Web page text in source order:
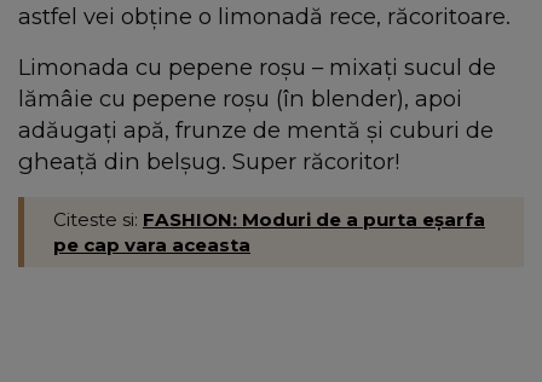
astfel vei obține o limonadă rece, răcoritoare.
Limonada cu pepene roșu – mixați sucul de
lămâie cu pepene roșu (în blender), apoi
adăugați apă, frunze de mentă și cuburi de
gheață din belșug. Super răcoritor!
Citeste si: FASHION: Moduri de a purta eșarfa
pe cap vara aceasta